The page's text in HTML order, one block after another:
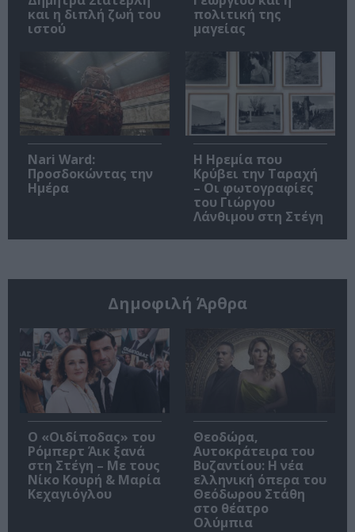
και η διπλή ζωή του
ιστού
πολιτική της
μαγείας
Nari Ward:
Προσδοκώντας την
Ημέρα
Η Ηρεμία που
Κρύβει την Ταραχή
– Οι φωτογραφίες
του Γιώργου
Λάνθιμου στη Στέγη
Δημοφιλή Άρθρα
O «Οιδίποδας» του
Ρόμπερτ Άικ ξανά
στη Στέγη – Με τους
Νίκο Κουρή & Μαρία
Κεχαγιόγλου
Θεοδώρα,
Αυτοκράτειρα του
Βυζαντίου: Η νέα
ελληνική όπερα του
Θεόδωρου Στάθη
στο θέατρο
Ολύμπια